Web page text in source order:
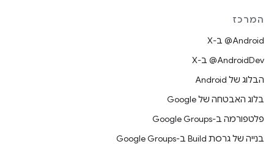
המרכז
‫‎@Android ב-X
‫‎@AndroidDev ב-X
הבלוג של Android
בלוג האבטחה של Google
פלטפורמה ב-Google Groups
בנייה של גרסת Build ב-Google Groups